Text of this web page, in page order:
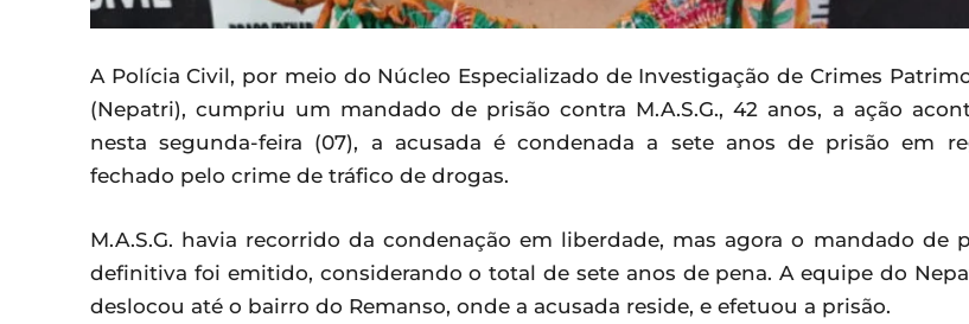
A Polícia Civil, por meio do Núcleo Especializado de Investigação de Crimes
(Nepatri), cumpriu um mandado de prisão contra M.A.S.G., 42 anos, a ação
nesta segunda-feira (07), a acusada é condenada a sete anos de prisão em
fechado pelo crime de tráfico de drogas.
M.A.S.G. havia recorrido da condenação em liberdade, mas agora o mandado de
definitiva foi emitido, considerando o total de sete anos de pena. A equipe do
deslocou até o bairro do Remanso, onde a acusada reside, e efetuou a prisão.